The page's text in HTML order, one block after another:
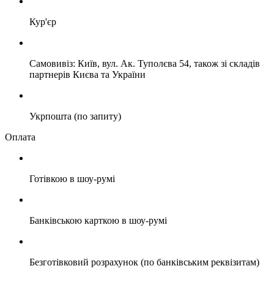
Кур'єр
Самовивіз: Київ, вул. Ак. Туполєва 54, також зі складів
партнерів Києва та України
Укрпошта (по запиту)
Оплата
Готівкою в шоу-румі
Банківською карткою в шоу-румі
Безготівковий розрахунок (по банківським реквізитам)